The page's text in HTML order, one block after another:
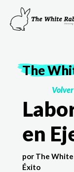
The
en
por The
Éxito